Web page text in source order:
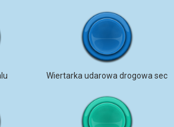
Wiertarka udarowa drogowa sec